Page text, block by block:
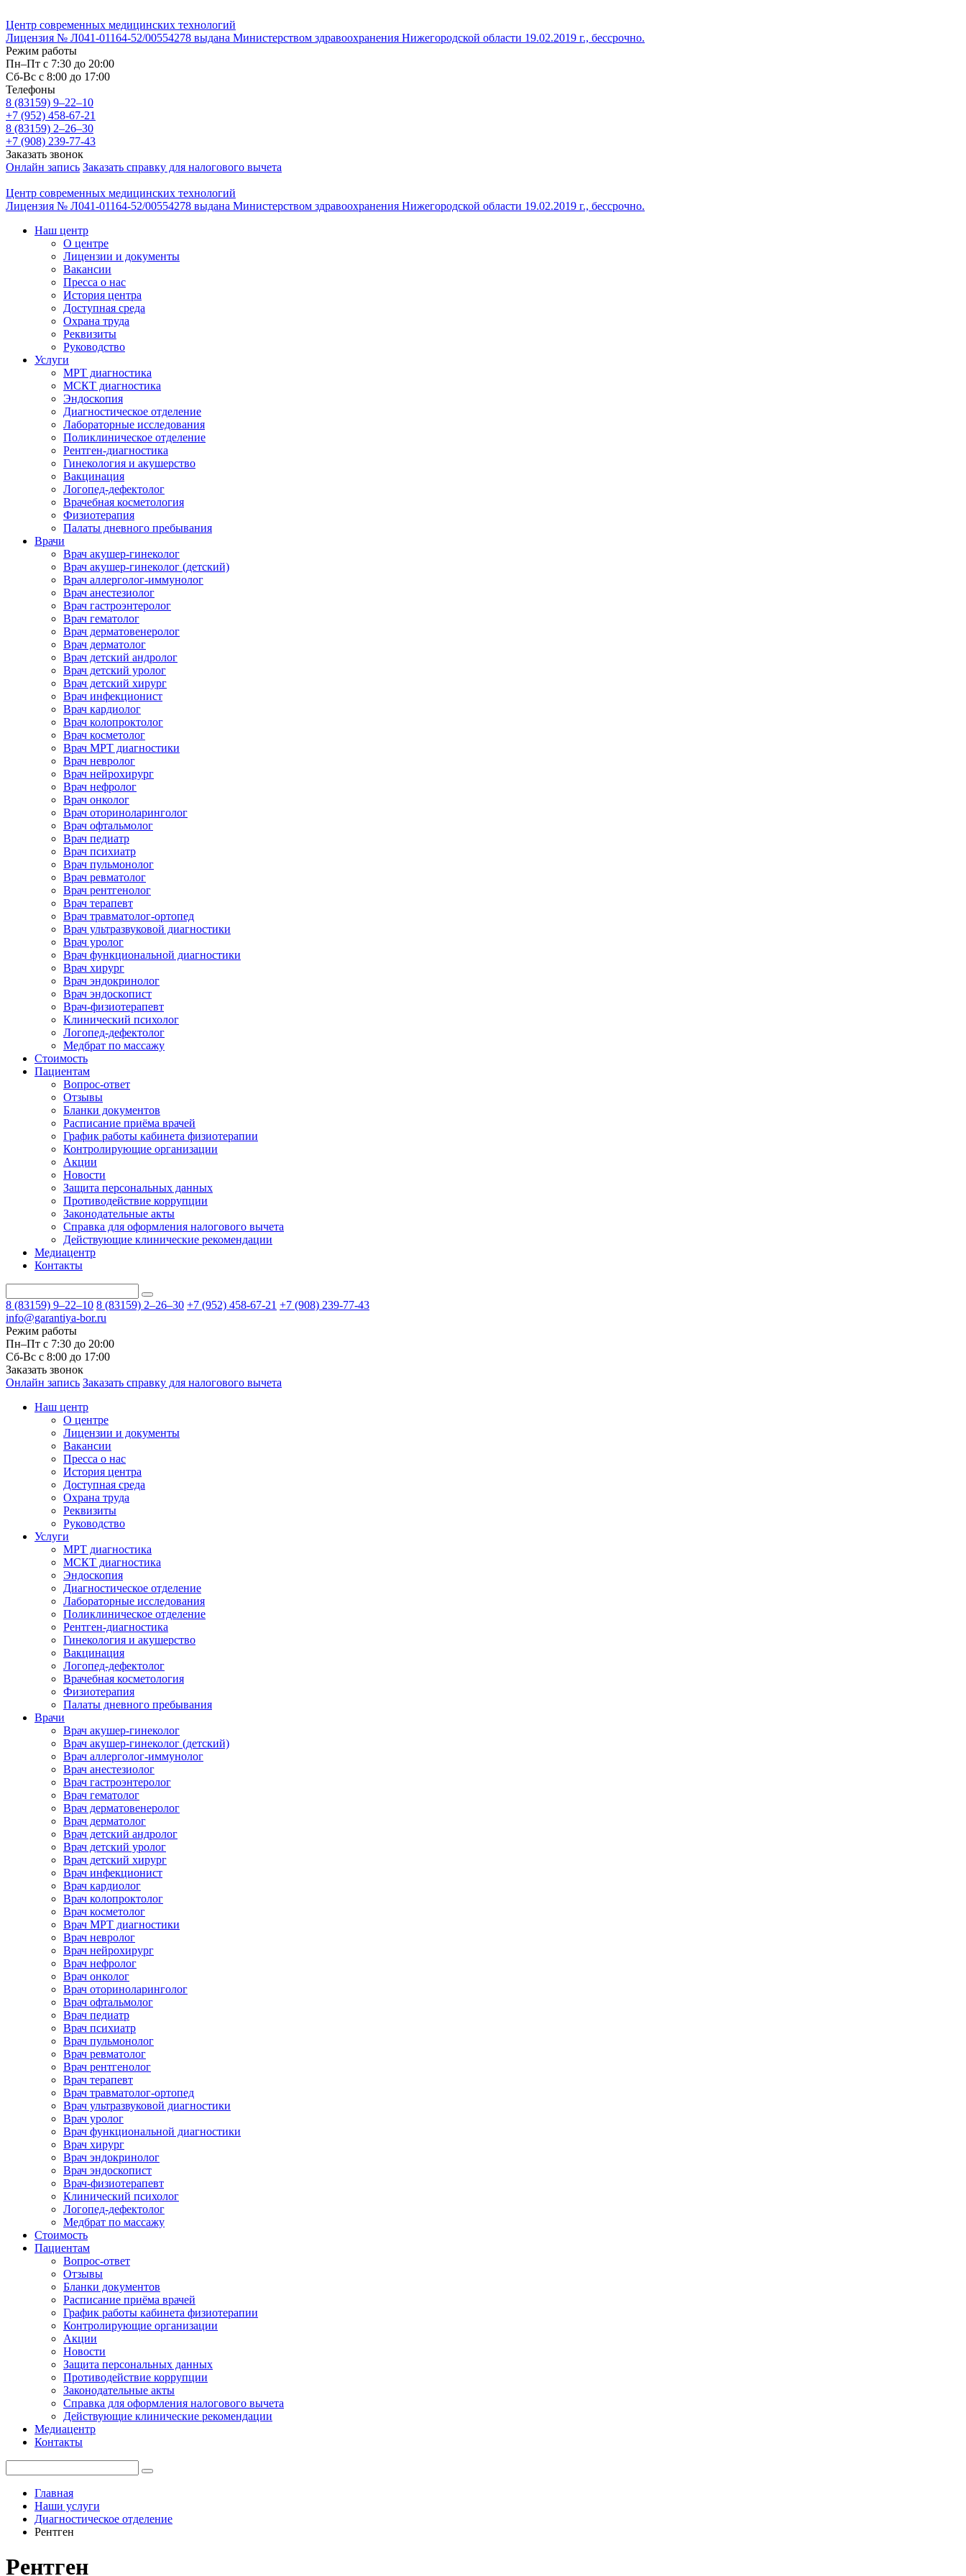
Центр современных медицинских технологий
Лицензия № Л041-01164-52/00554278 выдана Министерством здравоохранения Нижегородской области 19.02.2019 г., бессрочно.
Режим работы
Пн–Пт с 7:30 до 20:00
Cб-Вс с 8:00 до 17:00
Телефоны
8 (83159) 9–22–10
+7 (952) 458-67-21
8 (83159) 2–26–30
+7 (908) 239-77-43
Заказать звонок
Онлайн запись Заказать справку для налогового вычета
Центр современных медицинских технологий
Лицензия № Л041-01164-52/00554278 выдана Министерством здравоохранения Нижегородской области 19.02.2019 г., бессрочно.
Наш центр
О центре
Лицензии и документы
Вакансии
Пресса о нас
История центра
Доступная среда
Охрана труда
Реквизиты
Руководство
Услуги
МРТ диагностика
МСКТ диагностика
Эндоскопия
Диагностическое отделение
Лабораторные исследования
Поликлиническое отделение
Рентген-диагностика
Гинекология и акушерство
Вакцинация
Логопед-дефектолог
Врачебная косметология
Физиотерапия
Палаты дневного пребывания
Врачи
Врач акушер-гинеколог
Врач акушер-гинеколог (детский)
Врач аллерголог-иммунолог
Врач анестезиолог
Врач гастроэнтеролог
Врач гематолог
Врач дерматовенеролог
Врач дерматолог
Врач детский андролог
Врач детский уролог
Врач детский хирург
Врач инфекционист
Врач кардиолог
Врач колопроктолог
Врач косметолог
Врач МРТ диагностики
Врач невролог
Врач нейрохирург
Врач нефролог
Врач онколог
Врач оториноларинголог
Врач офтальмолог
Врач педиатр
Врач психиатр
Врач пульмонолог
Врач ревматолог
Врач рентгенолог
Врач терапевт
Врач травматолог-ортопед
Врач ультразвуковой диагностики
Врач уролог
Врач функциональной диагностики
Врач хирург
Врач эндокринолог
Врач эндоскопист
Врач-физиотерапевт
Клинический психолог
Логопед-дефектолог
Медбрат по массажу
Стоимость
Пациентам
Вопрос-ответ
Отзывы
Бланки документов
Расписание приёма врачей
График работы кабинета физиотерапии
Контролирующие организации
Акции
Новости
Защита персональных данных
Противодействие коррупции
Законодательные акты
Справка для оформления налогового вычета
Действующие клинические рекомендации
Медиацентр
Контакты
8 (83159) 9–22–10 8 (83159) 2–26–30 +7 (952) 458-67-21 +7 (908) 239-77-43
info@garantiya-bor.ru
Режим работы
Пн–Пт с 7:30 до 20:00
Cб-Вс с 8:00 до 17:00
Заказать звонок
Онлайн запись Заказать справку для налогового вычета
Наш центр
О центре
Лицензии и документы
Вакансии
Пресса о нас
История центра
Доступная среда
Охрана труда
Реквизиты
Руководство
Услуги
МРТ диагностика
МСКТ диагностика
Эндоскопия
Диагностическое отделение
Лабораторные исследования
Поликлиническое отделение
Рентген-диагностика
Гинекология и акушерство
Вакцинация
Логопед-дефектолог
Врачебная косметология
Физиотерапия
Палаты дневного пребывания
Врачи
Врач акушер-гинеколог
Врач акушер-гинеколог (детский)
Врач аллерголог-иммунолог
Врач анестезиолог
Врач гастроэнтеролог
Врач гематолог
Врач дерматовенеролог
Врач дерматолог
Врач детский андролог
Врач детский уролог
Врач детский хирург
Врач инфекционист
Врач кардиолог
Врач колопроктолог
Врач косметолог
Врач МРТ диагностики
Врач невролог
Врач нейрохирург
Врач нефролог
Врач онколог
Врач оториноларинголог
Врач офтальмолог
Врач педиатр
Врач психиатр
Врач пульмонолог
Врач ревматолог
Врач рентгенолог
Врач терапевт
Врач травматолог-ортопед
Врач ультразвуковой диагностики
Врач уролог
Врач функциональной диагностики
Врач хирург
Врач эндокринолог
Врач эндоскопист
Врач-физиотерапевт
Клинический психолог
Логопед-дефектолог
Медбрат по массажу
Стоимость
Пациентам
Вопрос-ответ
Отзывы
Бланки документов
Расписание приёма врачей
График работы кабинета физиотерапии
Контролирующие организации
Акции
Новости
Защита персональных данных
Противодействие коррупции
Законодательные акты
Справка для оформления налогового вычета
Действующие клинические рекомендации
Медиацентр
Контакты
Главная
Наши услуги
Диагностическое отделение
Рентген
Рентген